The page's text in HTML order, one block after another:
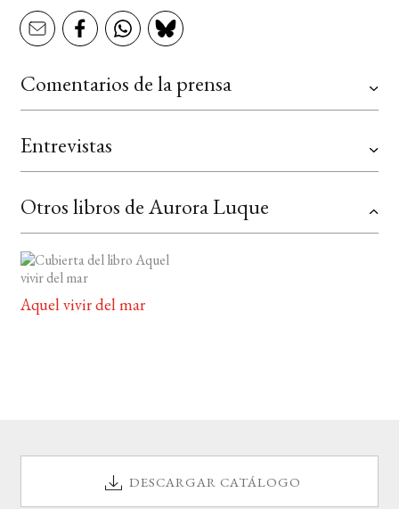
Comentarios de la prensa
Entrevistas
Otros libros de Aurora Luque
Aquel vivir del mar
DESCARGAR CATÁLOGO